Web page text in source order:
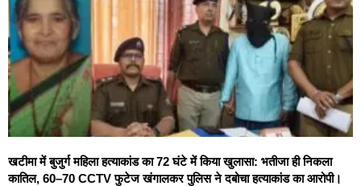
खटीमा में बुजुर्ग महिला हत्याकांड का 72 घंटे में किया खुलासा: भतीजा ही निकला
कातिल, 60–70 CCTV फुटेज खंगालकर पुलिस ने दबोचा हत्याकांड का आरोपी।